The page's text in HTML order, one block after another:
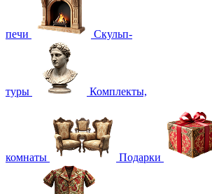
печи Скульп-
туры Комплекты,
комнаты Подарки